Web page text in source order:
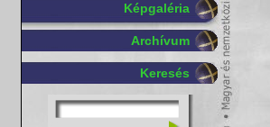
Képgaléria
Archívum
Keresés